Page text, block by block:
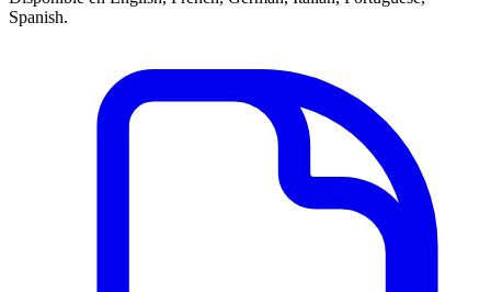
Spanish.